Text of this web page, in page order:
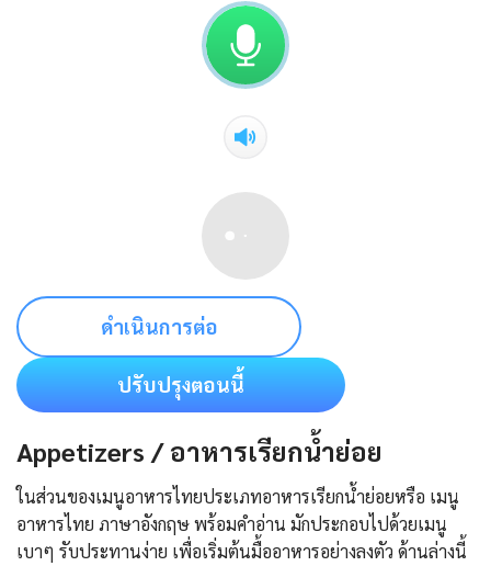
ดำเนินการต่อ
ปรับปรุงตอนนี้
Appetizers / อาหารเรียกน้ำย่อย
ในส่วนของเมนูอาหารไทยประเภทอาหารเรียกน้ำย่อยหรือ เมนู
อาหารไทย ภาษาอังกฤษ พร้อมคำอ่าน มักประกอบไปด้วยเมนู
เบาๆ รับประทานง่าย เพื่อเริ่มต้นมื้ออาหารอย่างลงตัว ด้านล่างนี้